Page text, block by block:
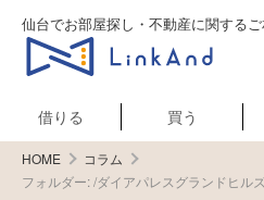
仙台でお部屋探し・不動産に関する
借りる 買う
HOME
コラム
フォルダー:/ダイアパレスグランドヒル